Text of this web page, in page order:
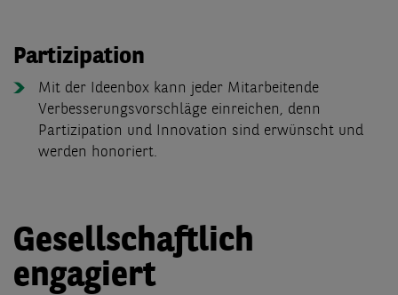
Partizipation
Mit der Ideenbox kann jeder Mitarbeitende
Verbesserungsvorschläge einreichen, denn
Partizipation und Innovation sind erwünscht und
werden honoriert.
Gesellschaftlich
engagiert